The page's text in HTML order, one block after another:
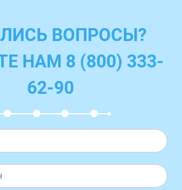
ВОПРОСЫ?
НАМ 8 (800) 333-
62-90